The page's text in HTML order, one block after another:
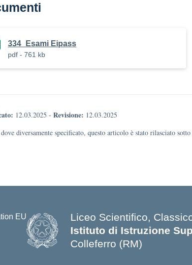
334_Esami Eipass
pdf - 761 kb
12.03.2025 - Revisione: 12.03.2025
diversamente specificato, questo articolo è stato rilasciato
Liceo Scientifico,
Istituto di Istruzione
Colleferro (RM)